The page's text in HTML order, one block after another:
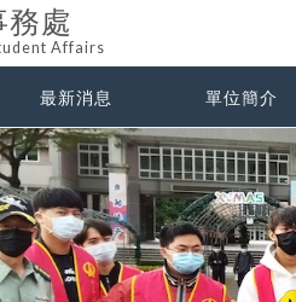
處
Affairs
最新消息 單位簡介